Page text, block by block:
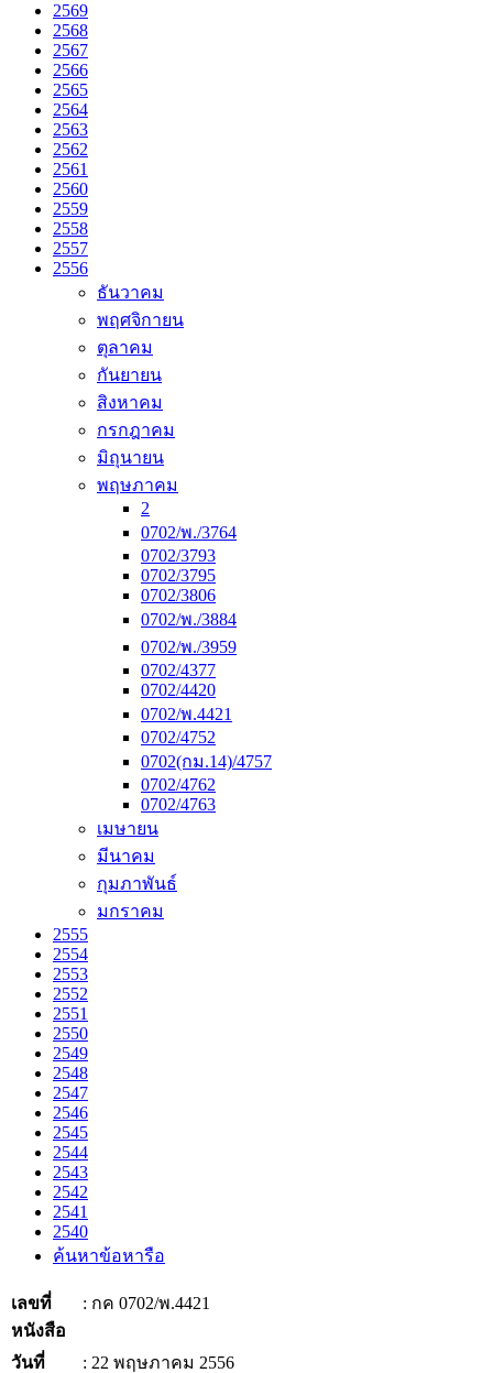
2569
2568
2567
2566
2565
2564
2563
2562
2561
2560
2559
2558
2557
2556
ธันวาคม
พฤศจิกายน
ตุลาคม
กันยายน
สิงหาคม
กรกฎาคม
มิถุนายน
พฤษภาคม
2
0702/พ./3764
0702/3793
0702/3795
0702/3806
0702/พ./3884
0702/พ./3959
0702/4377
0702/4420
0702/พ.4421
0702/4752
0702(กม.14)/4757
0702/4762
0702/4763
เมษายน
มีนาคม
กุมภาพันธ์
มกราคม
2555
2554
2553
2552
2551
2550
2549
2548
2547
2546
2545
2544
2543
2542
2541
2540
ค้นหาข้อหารือ
เลขที่
หนังสือ
: กค 0702/พ.4421
วันที่
: 22 พฤษภาคม 2556